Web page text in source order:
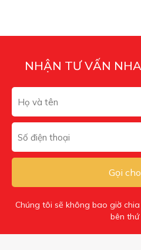
NHẬN TƯ VẤN
Gọi
Chúng tôi sẽ không bao giờ
bên thứ